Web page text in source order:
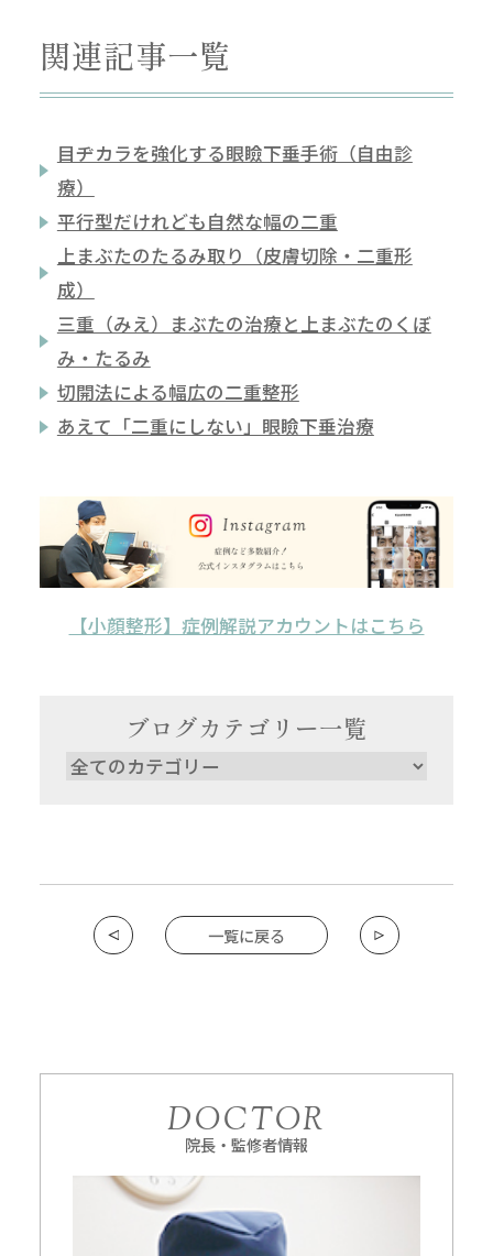
関連記事一覧
目ヂカラを強化する眼瞼下垂手術（自由診
療）
平行型だけれども自然な幅の二重
上まぶたのたるみ取り（皮膚切除・二重形
成）
三重（みえ）まぶたの治療と上まぶたのくぼ
み・たるみ
切開法による幅広の二重整形
あえて「二重にしない」眼瞼下垂治療
【小顔整形】症例解説アカウントはこちら
ブログカテゴリー一覧
一覧に戻る
DOCTOR
院長・監修者情報